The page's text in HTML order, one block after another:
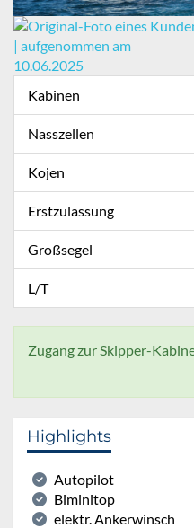
Kabinen
Nasszellen
Kojen
Erstzulassung
Großsegel
L/T
Zugang zur Skipper-
Highlights
Autopilot
Biminitop
elektr. Ankerwinsch